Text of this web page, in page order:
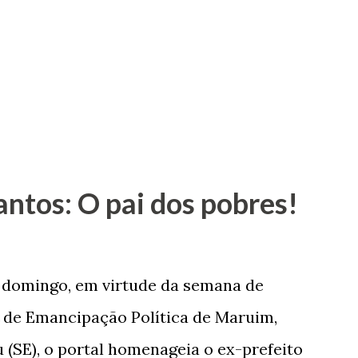
O pai dos pobres!
em virtude da semana de
Emancipação Política de Maruim,
o portal homenageia o ex-prefeito